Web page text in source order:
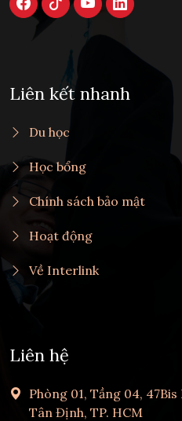
Liên kết nhanh
Du học
Học bổng
Chính sách bảo mật
Hoạt động
Về Interlink
Liên hệ
Phòng 01, Tầng 04,
Tân Định, TP. HCM